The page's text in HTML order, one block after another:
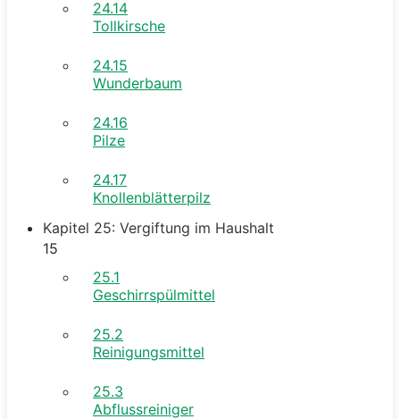
24.14
Tollkirsche
24.15
Wunderbaum
24.16
Pilze
24.17
Knollenblätterpilz
Kapitel 25: Vergiftung im Haushalt
15
25.1
Geschirrspülmittel
25.2
Reinigungsmittel
25.3
Abflussreiniger